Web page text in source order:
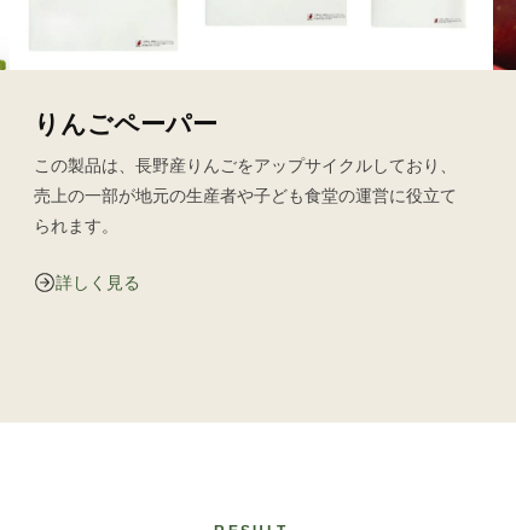
りんごペーパー
この製品は、長野産りんごをアップサイクルしており、
売上の一部が地元の生産者や子ども食堂の運営に役立て
られます。
詳しく見る